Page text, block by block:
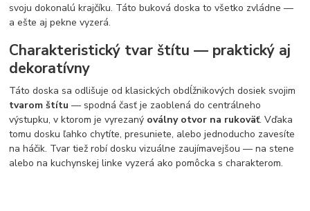
svoju dokonalú krajčíku. Táto buková doska to všetko zvládne —
a ešte aj pekne vyzerá.
Charakteristický tvar štítu — praktický aj
dekoratívny
Táto doska sa odlišuje od klasických obdĺžnikových dosiek svojim
tvarom štítu — spodná časť je zaoblená do centrálneho
výstupku, v ktorom je vyrezaný oválny otvor na rukoväť. Vďaka
tomu dosku ľahko chytíte, presuniete, alebo jednoducho zavesíte
na háčik. Tvar tiež robí dosku vizuálne zaujímavejšou — na stene
alebo na kuchynskej linke vyzerá ako pomôcka s charakterom.